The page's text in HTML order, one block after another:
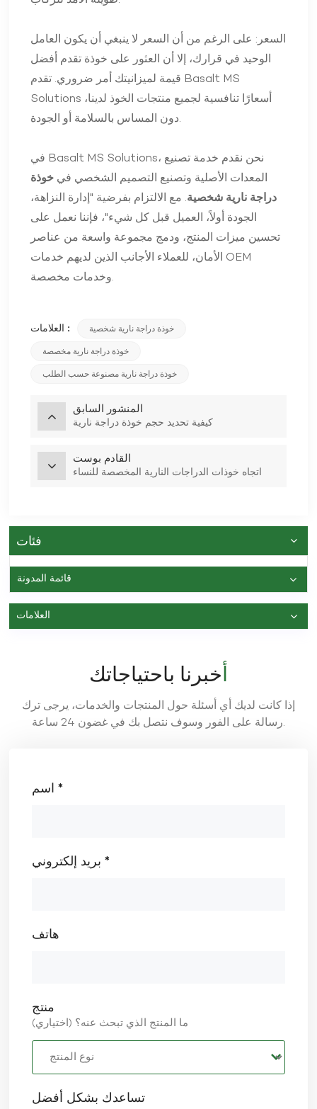
السعر: على الرغم من أن السعر لا ينبغي أن يكون العامل
الوحيد في قرارك، إلا أن العثور على خوذة تقدم أفضل
قيمة لميزانيتك أمر ضروري. تقدم Basalt MS
Solutions أسعارًا تنافسية لجميع منتجات الخوذ لدينا،
دون المساس بالسلامة أو الجودة.
في Basalt MS Solutions، نحن نقدم خدمة تصنيع
المعدات الأصلية وتصنيع التصميم الشخصي في خوذة
دراجة نارية شخصية. مع الالتزام بفرضية "إدارة النزاهة،
الجودة أولاً، العميل قبل كل شيء"، فإننا نعمل على
تحسين ميزات المنتج، ودمج مجموعة واسعة من عناصر
الأمان، للعملاء الأجانب الذين لديهم خدمات OEM
وخدمات مخصصة.
العلامات : خوذة دراجة نارية شخصية
خوذة دراجة نارية مخصصة
خوذة دراجة نارية مصنوعة حسب الطلب
المنشور السابق
كيفية تحديد حجم خوذة دراجة نارية
القادم بوست
اتجاه خوذات الدراجات النارية المخصصة للنساء
فئات
قائمة المدونة
العلامات
أخبرنا باحتياجاتك
إذا كانت لديك أي أسئلة حول المنتجات والخدمات، يرجى ترك
رسالة على الفور وسوف نتصل بك في غضون 24 ساعة.
اسم *
بريد إلكتروني *
هاتف
منتج
ما المنتج الذي تبحث عنه؟ (اختياري)
تساعدك بشكل أفضل